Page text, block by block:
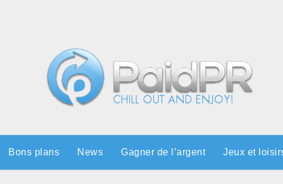
Bons plans News Gagner de l’argent Jeux et